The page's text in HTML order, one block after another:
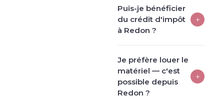
Puis-je bénéficier
du crédit d'impôt
à Redon ?
+
Je préfère louer le
matériel — c'est
possible depuis
Redon ?
+